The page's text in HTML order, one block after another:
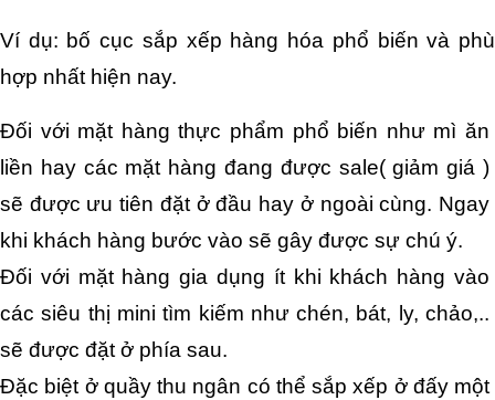
Ví dụ: bố cục sắp xếp hàng hóa phổ biến và phù
hợp nhất hiện nay.
Đối với mặt hàng thực phẩm phổ biến như mì ăn
liền hay các mặt hàng đang được sale( giảm giá )
sẽ được ưu tiên đặt ở đầu hay ở ngoài cùng. Ngay
khi khách hàng bước vào sẽ gây được sự chú ý.
Đối với mặt hàng gia dụng ít khi khách hàng vào
các siêu thị mini tìm kiếm như chén, bát, ly, chảo,..
sẽ được đặt ở phía sau.
Đặc biệt ở quầy thu ngân có thể sắp xếp ở đấy một